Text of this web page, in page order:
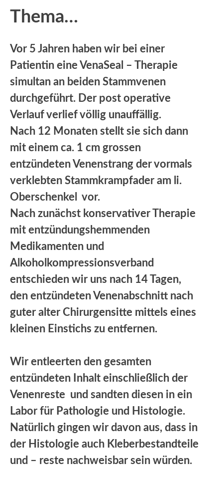
Thema…
Vor 5 Jahren haben wir bei einer
Patientin eine VenaSeal – Therapie
simultan an beiden Stammvenen
durchgeführt. Der post operative
Verlauf verlief völlig unauffällig.
Nach 12 Monaten stellt sie sich dann
mit einem ca. 1 cm grossen
entzündeten Venenstrang der vormals
verklebten Stammkrampfader am li.
Oberschenkel vor.
Nach zunächst konservativer Therapie
mit entzündungshemmenden
Medikamenten und
Alkoholkompressionsverband
entschieden wir uns nach 14 Tagen,
den entzündeten Venenabschnitt nach
guter alter Chirurgensitte mittels eines
kleinen Einstichs zu entfernen.
Wir entleerten den gesamten
entzündeten Inhalt einschließlich der
Venenreste und sandten diesen in ein
Labor für Pathologie und Histologie.
Natürlich gingen wir davon aus, dass in
der Histologie auch Kleberbestandteile
und – reste nachweisbar sein würden.